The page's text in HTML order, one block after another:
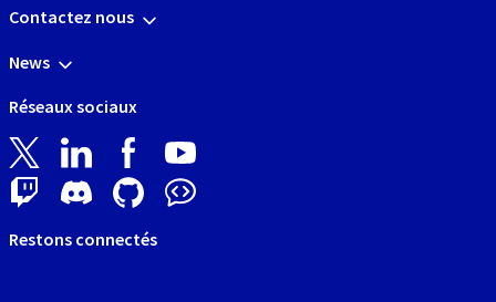
Contactez nous
News
Réseaux sociaux
Restons connectés